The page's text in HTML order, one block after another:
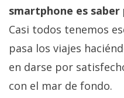
smartphone es saber
Casi todos tenemos
pasa los viajes
en darse por
con el mar de fondo.